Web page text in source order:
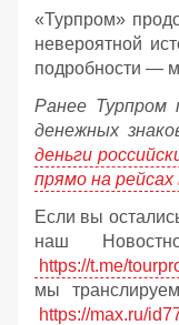
«Турпром»
невероятной
подробности —
Ранее Турпром
денежных
деньги
прямо на рейсах
Если вы
наш
https://t.me/
мы
https://max.ru/